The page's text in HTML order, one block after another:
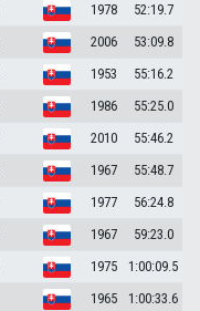
1978
52:19.7
2006
53:09.8
1953
55:16.2
1986
55:25.0
2010
55:46.2
1967
55:48.7
1977
56:24.8
1967
59:23.0
1975
1:00:09.5
1965 1:00:33.6